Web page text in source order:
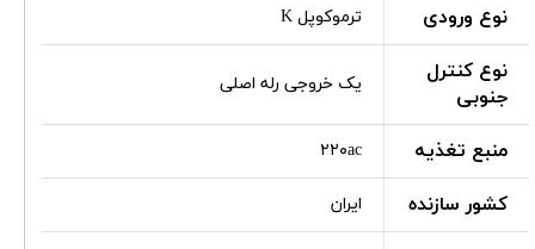
نوع ورودی ترموکوپل K
نوع کنترل
جنوبی
یک خروجی رله اصلی
منبع تغذیه ۲۲۰ac
کشور سازنده ایران